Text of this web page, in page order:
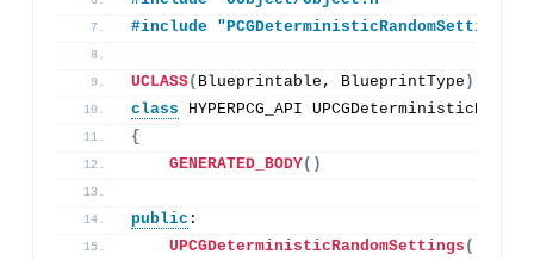
#include
UCLASS( Blueprintable, BlueprintType )
class HYPERPCG_API
{
GENERATED_BODY()
public :
UPCGDeterministicRandomSettings ()